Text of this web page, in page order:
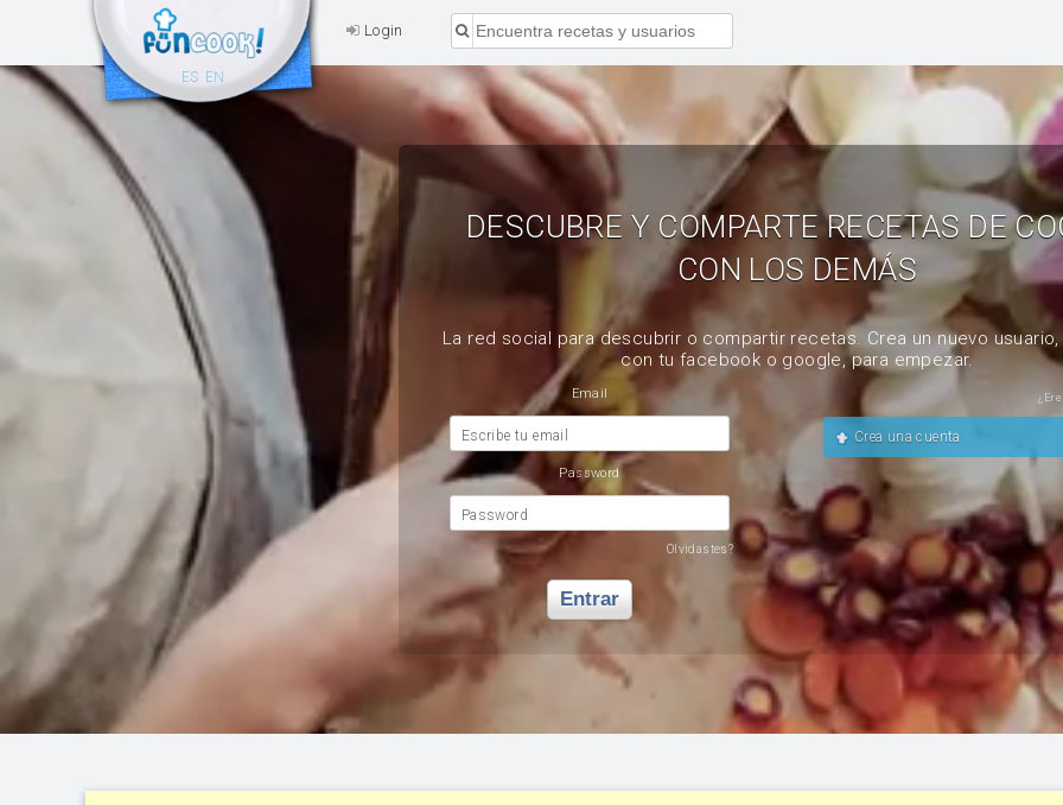
Login
ES EN
DESCUBRE Y COMPARTE RECETAS DE
CON LOS DEMÁS
La red social para descubrir o compartir recetas. Crea un nuevo
con tu facebook o google, para empezar.
Email
Escribe tu email
Password
Password
Olvidastes?
Entrar
Crea una cuenta